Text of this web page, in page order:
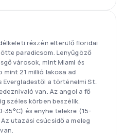
részén elterülő floridai
paradicsom. Lenyűgöző
városok, mint Miami és
mint 21 millió lakosa ad
a történelmi St.
van. Az angol a fő
széles körben beszélik.
35°C) és enyhe telekre (15-
utazási csúcsidő a meleg